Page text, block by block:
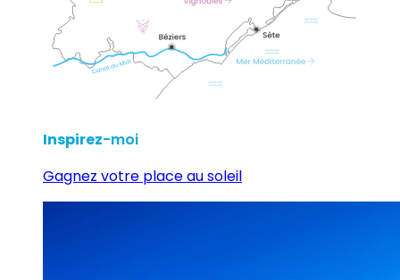
Inspirez-moi
Gagnez votre place au soleil